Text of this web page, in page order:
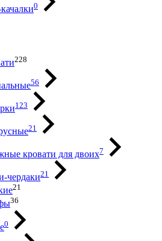
0
228
56
123
21
кровати для двоих7
чердаки21
21
36
0